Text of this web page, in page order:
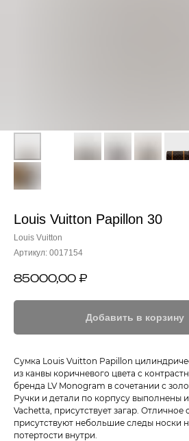
Louis Vuitton Papillon 30
Louis Vuitton
Артикул: 0017154
85000,00 ₽
Добавить в корзину
Сумка Louis Vuitton Papillon
из канвы коричневого цвета с
бренда LV Monogram в сочетании с
Ручки и детали по корпусу выполнены
Vachetta, присутствует загар. Отличное
присутствуют небольшие следы носки
потертости внутри.